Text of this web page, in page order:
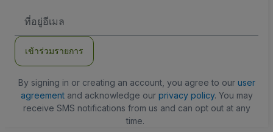
อยู่
เข้าร่วมรายการ
By signing in or creating an account, you agree to our user
agreementand acknowledge our privacy policy. You may
receive SMS notifications from us and can opt out at any
time.